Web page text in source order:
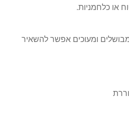
או כלחמניות.
מבושלים ומעוכים אפשר להשאיר